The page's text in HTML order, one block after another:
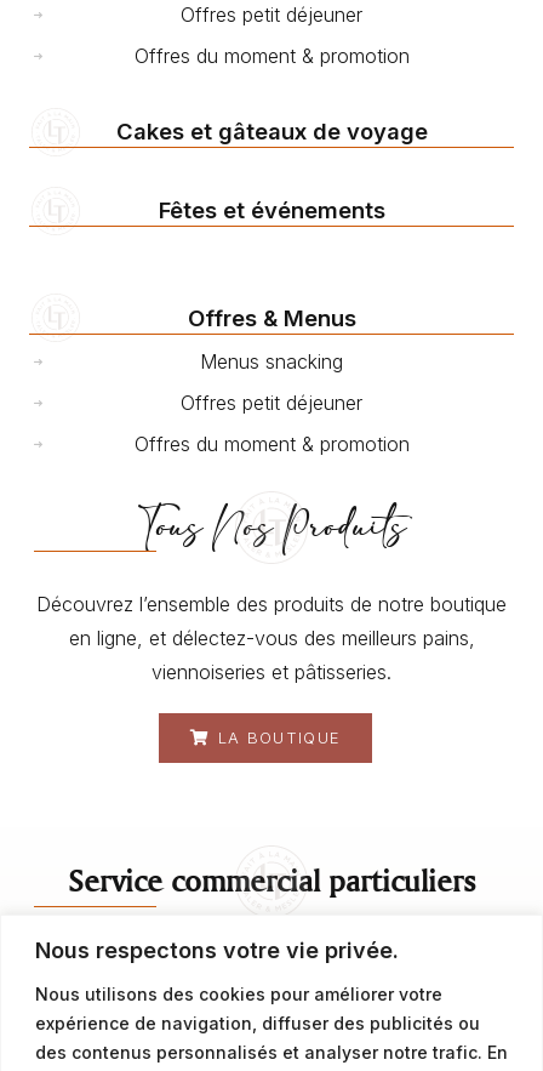
Nous respectons votre vie privée.
Nous utilisons des cookies pour améliorer votre
expérience de navigation, diffuser des publicités ou
des contenus personnalisés et analyser notre trafic. En
Offres petit déjeuner
Offres du moment & promotion
Cakes et gâteaux de voyage
Fêtes et événements
Offres & Menus
Menus snacking
Offres petit déjeuner
Offres du moment & promotion
Tous Nos Produits
Découvrez l’ensemble des produits de notre boutique
en ligne, et délectez-vous des meilleurs pains,
viennoiseries et pâtisseries.
LA BOUTIQUE
Service commercial particuliers
contact@latalemelerie.com
04 76 43 20 09